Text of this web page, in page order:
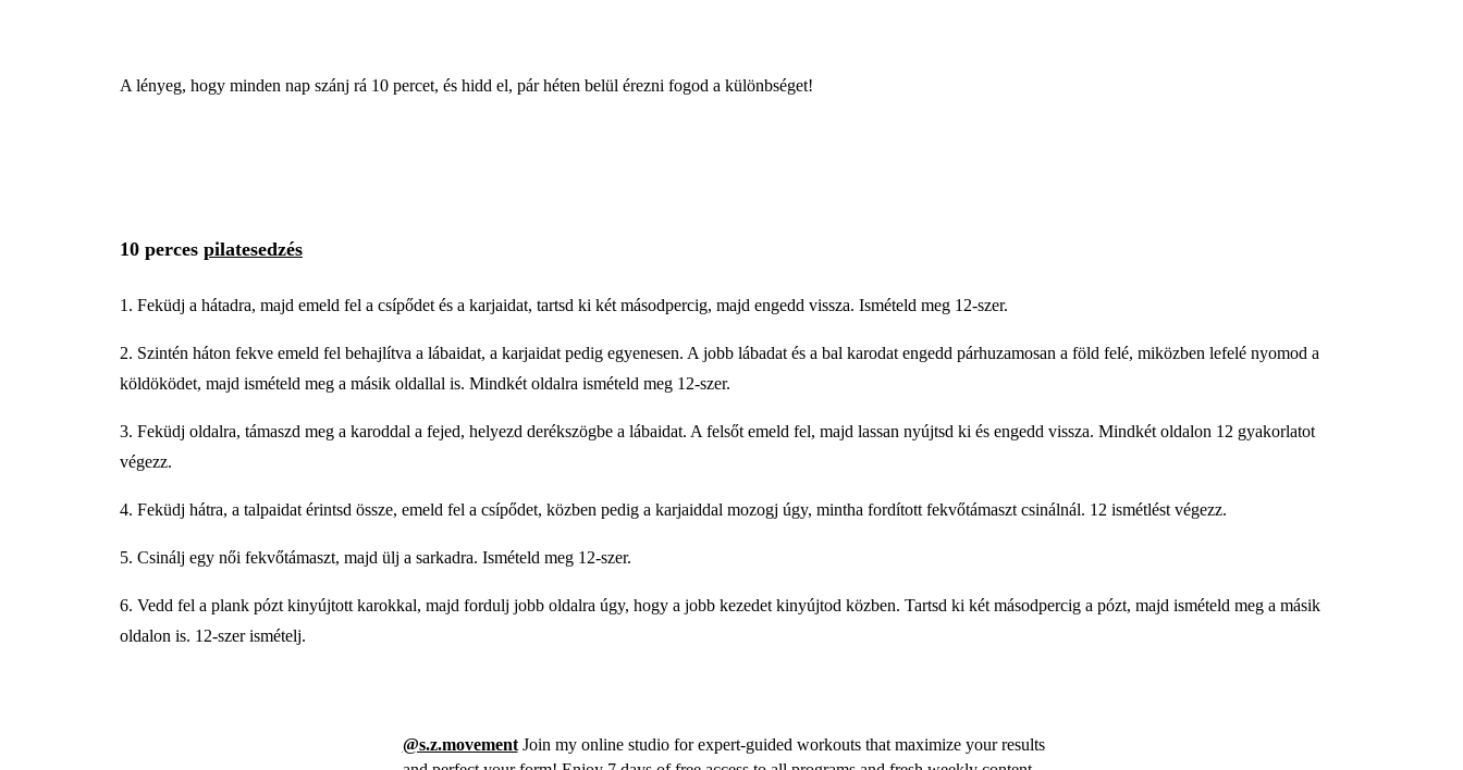
A lényeg, hogy minden nap szánj rá 10 percet, és hidd el, pár héten belül érezni fogod a különbséget!
10 perces pilatesedzés
1. Feküdj a hátadra, majd emeld fel a csípődet és a karjaidat, tartsd ki két másodpercig, majd engedd vissza. Ismételd meg 12-szer.
2. Szintén háton fekve emeld fel behajlítva a lábaidat, a karjaidat pedig egyenesen. A jobb lábadat és a bal karodat engedd párhuzamosan a föld felé, miközben lefelé nyomod a
köldöködet, majd ismételd meg a másik oldallal is. Mindkét oldalra ismételd meg 12-szer.
3. Feküdj oldalra, támaszd meg a karoddal a fejed, helyezd derékszögbe a lábaidat. A felsőt emeld fel, majd lassan nyújtsd ki és engedd vissza. Mindkét oldalon 12 gyakorlatot
végezz.
4. Feküdj hátra, a talpaidat érintsd össze, emeld fel a csípődet, közben pedig a karjaiddal mozogj úgy, mintha fordított fekvőtámaszt csinálnál. 12 ismétlést végezz.
5. Csinálj egy női fekvőtámaszt, majd ülj a sarkadra. Ismételd meg 12-szer.
6. Vedd fel a plank pózt kinyújtott karokkal, majd fordulj jobb oldalra úgy, hogy a jobb kezedet kinyújtod közben. Tartsd ki két másodpercig a pózt, majd ismételd meg a másik
oldalon is. 12-szer ismételj.
@s.z.movementJoin my online studio for expert-guided workouts that maximize your results